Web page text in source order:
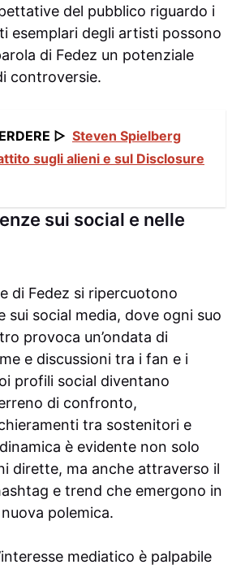
del pubblico riguardo i
esemplari degli artisti possono
di Fedez un potenziale
controversie.
▷ Steven Spielberg
sugli alieni e sul Disclosure
sui social e nelle
di Fedez si ripercuotono
sui social media, dove ogni suo
provoca un’ondata di
e discussioni tra i fan e i
profili social diventano
di confronto,
tra sostenitori e
è evidente non solo
dirette, ma anche attraverso il
e trend che emergono in
polemica.
mediatico è palpabile